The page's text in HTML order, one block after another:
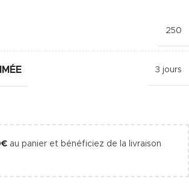
250
3 jours
€ au panier et bénéficiez de la livraison